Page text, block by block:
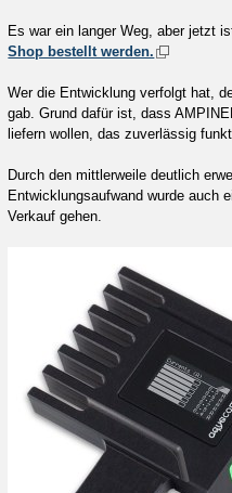
Es war ein langer Weg, aber jetzt
Shop bestellt werden.
Wer die Entwicklung verfolgt hat,
gab. Grund dafür ist, dass
liefern wollen, das zuverlässig
Durch den mittlerweile deutlich
Entwicklungsaufwand wurde auch
Verkauf gehen.